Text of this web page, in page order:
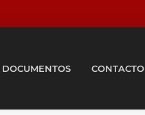
DOCUMENTOS CONTACTO